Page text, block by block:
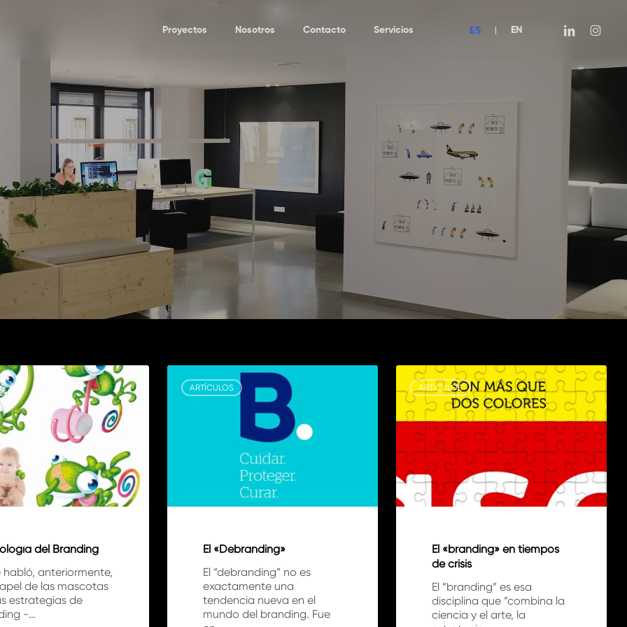
Proyectos Nosotros Contacto Servicios ES | EN linkedin
del Branding
habló, anteriormente,
de las mascotas
estrategias de
-…
El
«Debranding»
ARTÍCULOS
El «Debranding»
El “debranding” no es
exactamente una
tendencia nueva en el
mundo del branding. Fue
El
«branding»
en
tiempos
de
crisis
ARTÍCULOS
El «branding» en tiempos
de crisis
El “branding” es esa
disciplina que “combina la
ciencia y el arte, la